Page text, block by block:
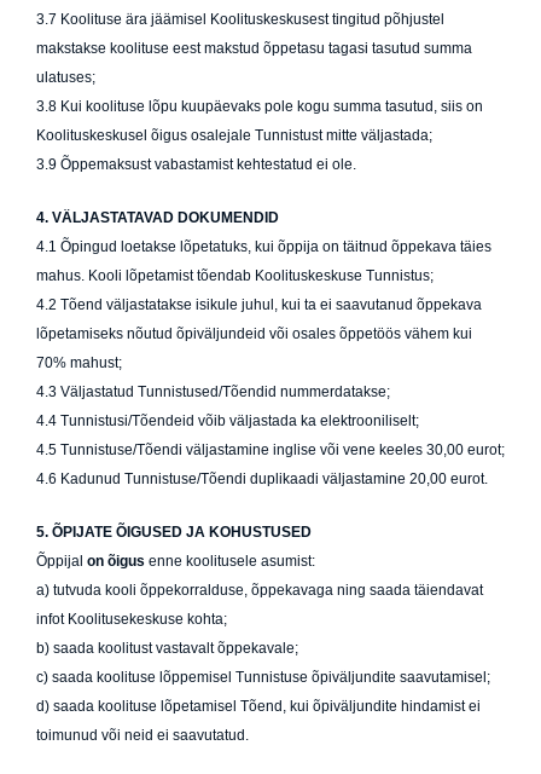
3.7 Koolituse ära jäämisel Koolituskeskusest tingitud põhjustel
makstakse koolituse eest makstud õppetasu tagasi tasutud summa
ulatuses;
3.8 Kui koolituse lõpu kuupäevaks pole kogu summa tasutud, siis on
Koolituskeskusel õigus osalejale Tunnistust mitte väljastada;
3.9 Õppemaksust vabastamist kehtestatud ei ole.
4. VÄLJASTATAVAD DOKUMENDID
4.1 Õpingud loetakse lõpetatuks, kui õppija on täitnud õppekava täies
mahus. Kooli lõpetamist tõendab Koolituskeskuse Tunnistus;
4.2 Tõend väljastatakse isikule juhul, kui ta ei saavutanud õppekava
lõpetamiseks nõutud õpiväljundeid või osales õppetöös vähem kui
70% mahust;
4.3 Väljastatud Tunnistused/Tõendid nummerdatakse;
4.4 Tunnistusi/Tõendeid võib väljastada ka elektrooniliselt;
4.5 Tunnistuse/Tõendi väljastamine inglise või vene keeles 30,00 eurot;
4.6 Kadunud Tunnistuse/Tõendi duplikaadi väljastamine 20,00 eurot.
5. ÕPIJATE ÕIGUSED JA KOHUSTUSED
Õppijal on õigus enne koolitusele asumist:
a) tutvuda kooli õppekorralduse, õppekavaga ning saada täiendavat
infot Koolitusekeskuse kohta;
b) saada koolitust vastavalt õppekavale;
c) saada koolituse lõppemisel Tunnistuse õpiväljundite saavutamisel;
d) saada koolituse lõpetamisel Tõend, kui õpiväljundite hindamist ei
toimunud või neid ei saavutatud.